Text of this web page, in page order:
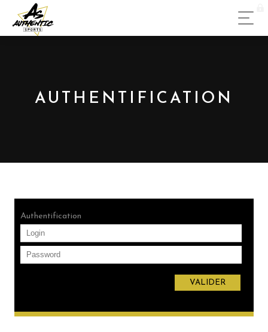
AUTHENTIFICATION